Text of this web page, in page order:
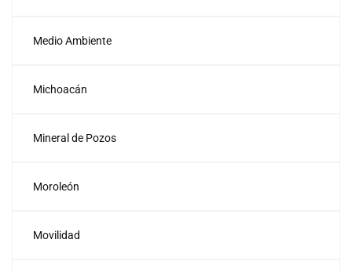
Medio Ambiente
Michoacán
Mineral de Pozos
Moroleón
Movilidad